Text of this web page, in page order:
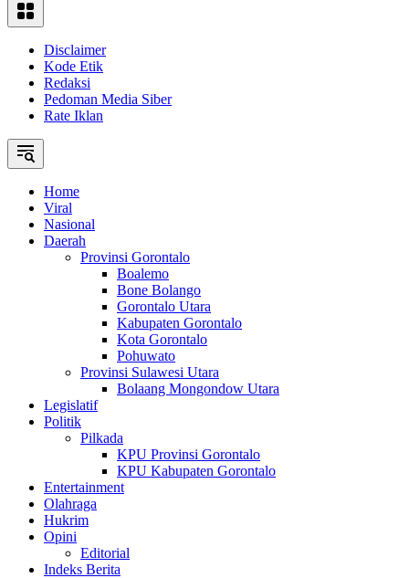
Disclaimer
Kode Etik
Redaksi
Pedoman Media Siber
Rate Iklan
Home
Viral
Nasional
Daerah
Provinsi Gorontalo
Boalemo
Bone Bolango
Gorontalo Utara
Kabupaten Gorontalo
Kota Gorontalo
Pohuwato
Provinsi Sulawesi Utara
Bolaang Mongondow Utara
Legislatif
Politik
Pilkada
KPU Provinsi Gorontalo
KPU Kabupaten Gorontalo
Entertainment
Olahraga
Hukrim
Opini
Editorial
Indeks Berita